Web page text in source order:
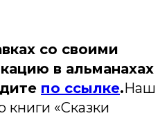
со своими
в альманахах
по ссылке.Наш
книги «Сказки